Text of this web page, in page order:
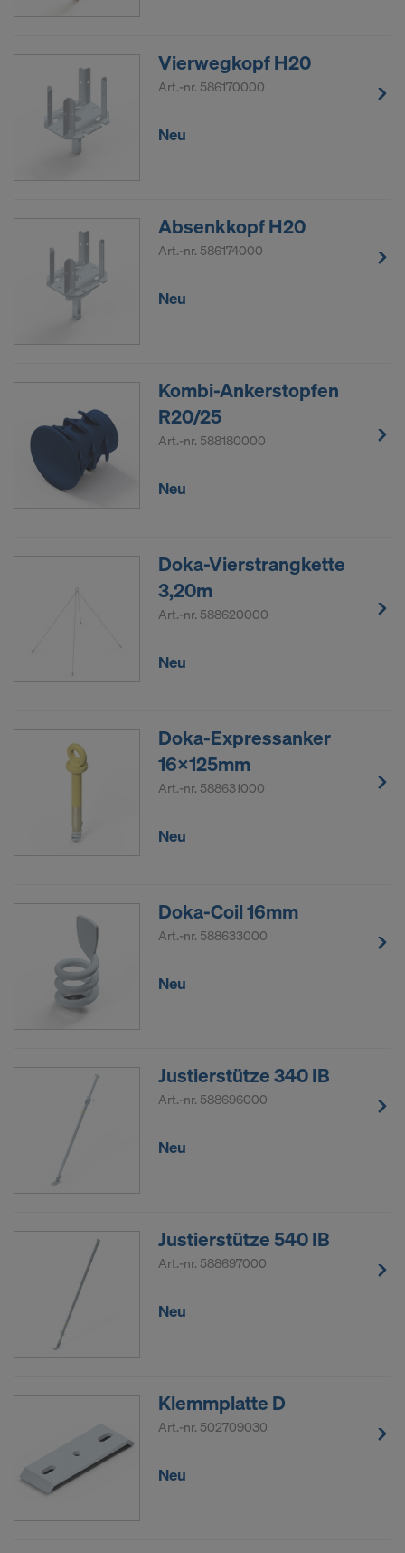
Vierwegkopf H20
Art.-nr. 586170000
Neu
Absenkkopf H20
Art.-nr. 586174000
Neu
Kombi-Ankerstopfen
R20/25
Art.-nr. 588180000
Neu
Doka-Vierstrangkette
3,20m
Art.-nr. 588620000
Neu
Doka-Expressanker
16x125mm
Art.-nr. 588631000
Neu
Doka-Coil 16mm
Art.-nr. 588633000
Neu
Justierstütze 340 IB
Art.-nr. 588696000
Neu
Justierstütze 540 IB
Art.-nr. 588697000
Neu
Klemmplatte D
Art.-nr. 502709030
Neu